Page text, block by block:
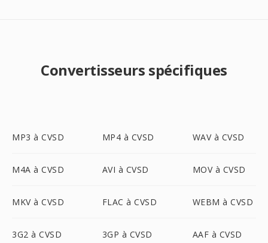
Convertisseurs spécifiques
MP3 à CVSD MP4 à CVSD WAV à CVSD
M4A à CVSD AVI à CVSD MOV à CVSD
MKV à CVSD FLAC à CVSD WEBM à CVSD
3G2 à CVSD 3GP à CVSD AAF à CVSD